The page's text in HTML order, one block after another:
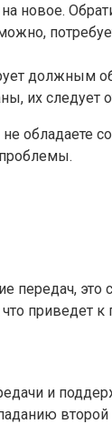
должным
следует
это
приведет
и
второй